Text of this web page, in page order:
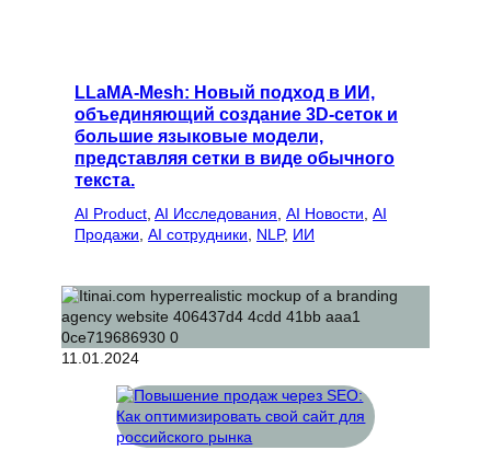
LLaMA-Mesh: Новый подход в ИИ,
объединяющий создание 3D-сеток и
большие языковые модели,
представляя сетки в виде обычного
текста.
AI Product AI Исследования AI Новости AI
Продажи AI сотрудники NLP, ИИ
11.01.2024